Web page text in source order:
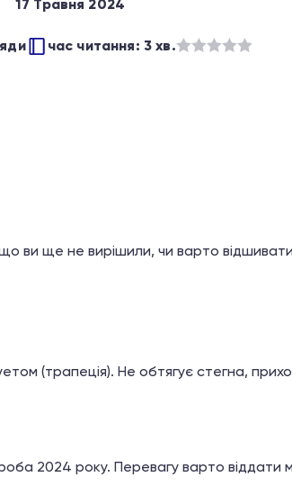
17 Травня 2024
час читання: 3 хв.
ви ще не вирішили, чи варто
(трапеція). Не обтягує стегна,
2024 року. Перевагу варто віддати